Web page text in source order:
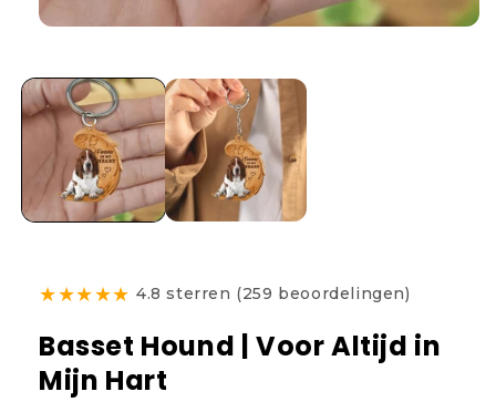
★★★★★ 4.8 sterren (259 beoordelingen)
Basset Hound | Voor Altijd in
Mijn Hart